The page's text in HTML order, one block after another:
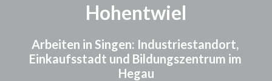
Hohentwiel
Arbeiten in Singen: Industriestandort,
Einkaufsstadt und Bildungszentrum im
Hegau